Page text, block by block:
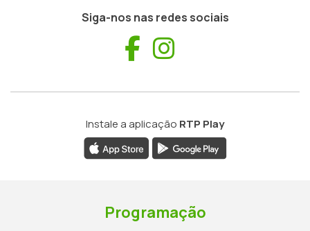
Siga-nos nas redes sociais
Facebook
Instale a aplicação RTP Play
Programação